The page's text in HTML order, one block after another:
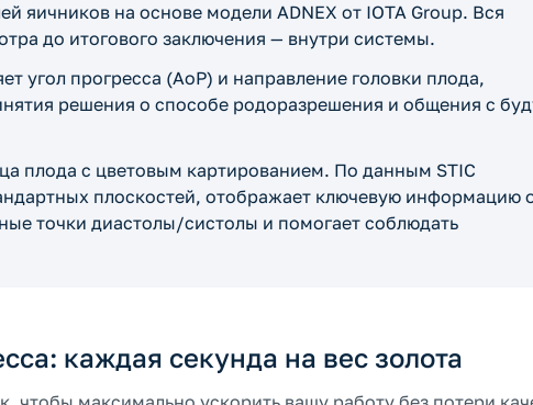
яичников на основе модели ADNEX от IOTA Group. Вся
до итогового заключения — внутри системы.
угол прогресса (AoP) и направление головки плода,
решения о способе родоразрешения и общения с
плода с цветовым картированием. По данным STIC
плоскостей, отображает ключевую информацию
точки диастолы/систолы и помогает соблюдать
каждая секунда на вес золота